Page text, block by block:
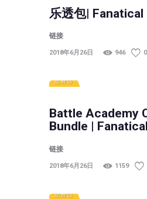
乐透包| Fanatical
链接
2018年6月26日 946 0
慈善包
Battle Academy
Bundle | Fanatical
链接
2018年6月26日 1159
慈善包